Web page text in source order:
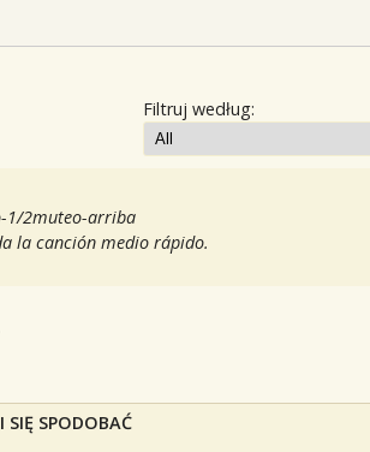
Filtruj według:
1/2muteo-arriba
la canción medio rápido.
SIĘ SPODOBAĆ